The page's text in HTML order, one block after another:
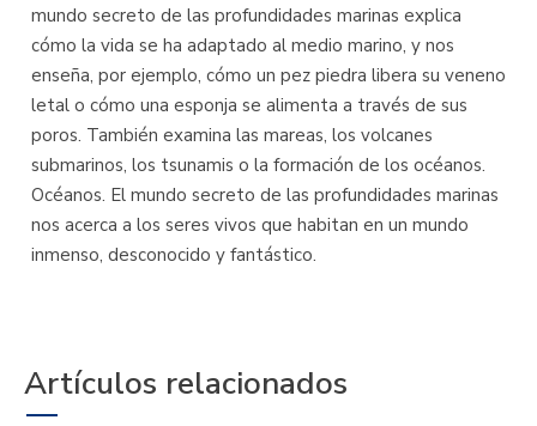
mundo secreto de las profundidades marinas explica
cómo la vida se ha adaptado al medio marino, y nos
enseña, por ejemplo, cómo un pez piedra libera su veneno
letal o cómo una esponja se alimenta a través de sus
poros. También examina las mareas, los volcanes
submarinos, los tsunamis o la formación de los océanos.
Océanos. El mundo secreto de las profundidades marinas
nos acerca a los seres vivos que habitan en un mundo
inmenso, desconocido y fantástico.
Artículos relacionados